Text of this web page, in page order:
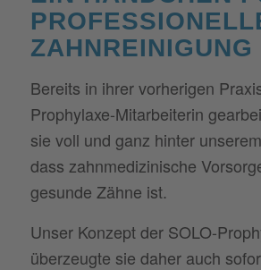
ZAHNREINIGUNG
Bereits in ihrer vorherigen
Prophylaxe-Mitarbeiterin
sie voll und ganz hinter
dass zahnmedizinische
gesunde Zähne ist.
Unser Konzept der SOLO-
überzeugte sie daher auch